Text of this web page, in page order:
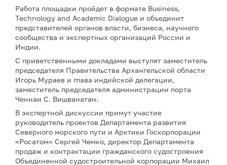
Работа площадки пройдет в формате Business,
Technology and Academic Dialogue и объединит
представителей органов власти, бизнеса, научного
сообщества и экспертных организаций России и
Индии.
С приветственными докладами выступят заместитель
председателя Правительства Архангельской области
Игорь Мураев и глава индийской делегации,
заместитель председателя администрации порта
Ченнаи С. Вишванатан.
В экспертной дискуссии примут участие
руководитель проектов Департамента развития
Северного морского пути и Арктики Госкорпорации
«Росатом» Сергей Чемко, директор Департамента
продаж и контрактации гражданского судостроения
Объединенной судостроительной корпорации Михаил